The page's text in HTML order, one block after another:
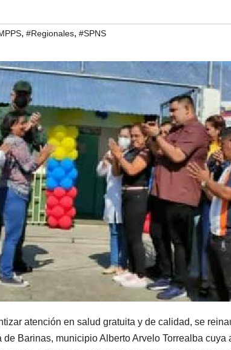
, #Regionales, #SPNS
atención en salud gratuita y de calidad, se
Barinas, municipio Alberto Arvelo Torrealba